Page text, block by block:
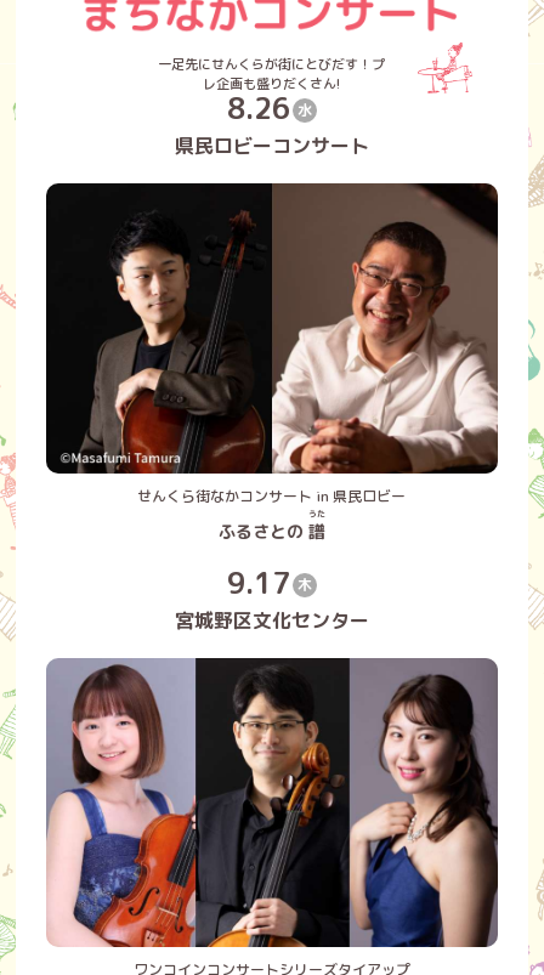
一足先にせんくらが街にとびだす！プ
レ企画も盛りだくさん!
8.26 水
県民ロビーコンサート
せんくら街なかコンサート in 県民ロビー
ふるさとの 譜
うた
9.17 木
宮城野区文化センター
ワンコインコンサートシリーズタイアップ